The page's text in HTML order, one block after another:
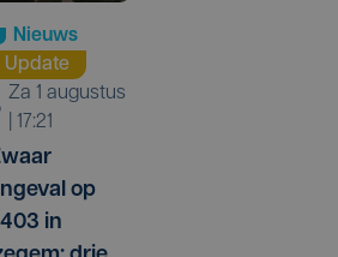
Nieuws
Update
za 1 augustus
| 17:21
op
in